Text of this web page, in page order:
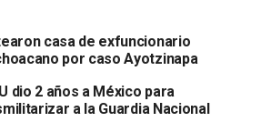
foro internacional Fiscalías de
mencionó que el día de ayer
y que esté sábado sucederá lo
Salgado y Raúl Javier Crespo.
casa de exfuncionario
por caso Ayotzinapa
dio 2 años a México para
a la Guardia Nacional